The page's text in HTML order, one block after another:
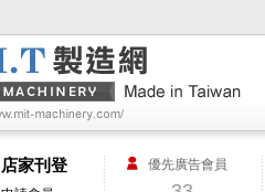
店家刊登 優先廣告會員